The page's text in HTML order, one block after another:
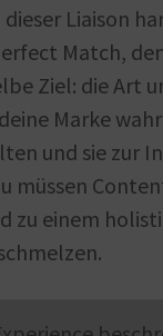
dieser Liaison
Match,
Ziel: die Art
Marke
und sie zur
müssen
zu einem